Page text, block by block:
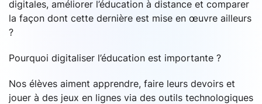
digitales, améliorer l’éducation à distance et comparer
la façon dont cette dernière est mise en œuvre ailleurs
?
Pourquoi digitaliser l’éducation est importante ?
Nos élèves aiment apprendre, faire leurs devoirs et
jouer à des jeux en lignes via des outils technologiques